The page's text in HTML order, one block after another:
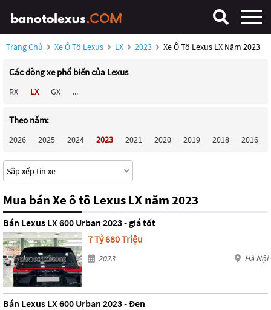
Trang Chủ Xe Ô Tô Lexus LX 2023 Xe Ô Tô Lexus LX Năm 2023
Các dòng xe phổ biến của Lexus
RX LX GX ...
Theo năm:
2026 2025 2024 2023 2021 2020 2019 2018 2016
Mua bán Xe ô tô Lexus LX năm 2023
Bán Lexus LX 600 Urban 2023 - giá tốt
7 Tỷ 680 Triệu
2023 Hà Nội
Bán Lexus LX 600 Urban 2023 - Đen